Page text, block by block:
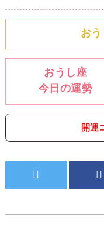
お
おうし座
今日の運勢
開運